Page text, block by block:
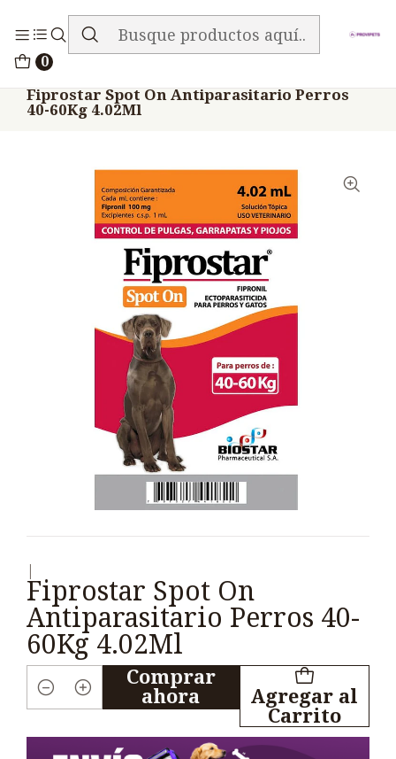
0
ENVIO GRATIS EN TODA LA TIENDA
Fiprostar Spot On Antiparasitario Perros
40-60Kg 4.02Ml
Fiprostar Spot On
Antiparasitario Perros 40-
60Kg 4.02Ml
Cantidad
Agregar al
Carrito
Comprar
ahora